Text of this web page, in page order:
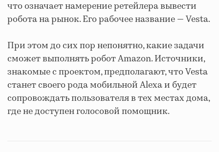
что означает намерение ретейлера вывести
робота на рынок. Его рабочее название — Vesta.
При этом до сих пор непонятно, какие задачи
сможет выполнять робот Amazon. Источники,
знакомые с проектом, предполагают, что Vesta
станет своего рода мобильной Alexa и будет
сопровождать пользователя в тех местах дома,
где не доступен голосовой помощник.